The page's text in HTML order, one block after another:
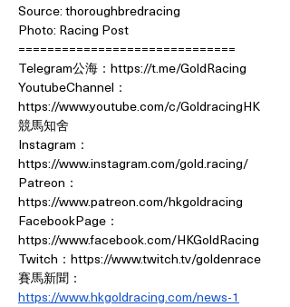
Source: thoroughbredracing
Photo: Racing Post
==============================
Telegram公海： https://t.me/GoldRacing
YoutubeChannel：
https://www.youtube.com/c/GoldracingHK
競馬知舍
Instagram：
https://www.instagram.com/gold.racing/
Patreon：
https://www.patreon.com/hkgoldracing
FacebookPage：
https://www.facebook.com/HKGoldRacing
Twitch： https://www.twitch.tv/goldenrace
賽馬新聞：
https://www.hkgoldracing.com/news-1